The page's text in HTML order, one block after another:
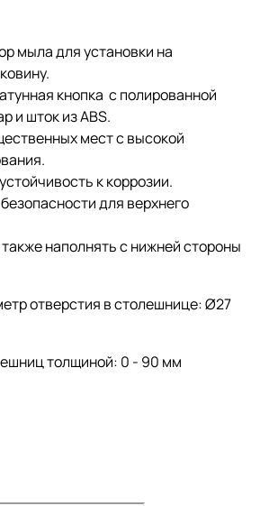
мыла для установки на
кнопка с полированной
и шток из ABS.
мест с высокой
к коррозии.
для верхнего
наполнять с нижней стороны
отверстия в столешнице: Ø27
толщиной: 0 - 90 мм